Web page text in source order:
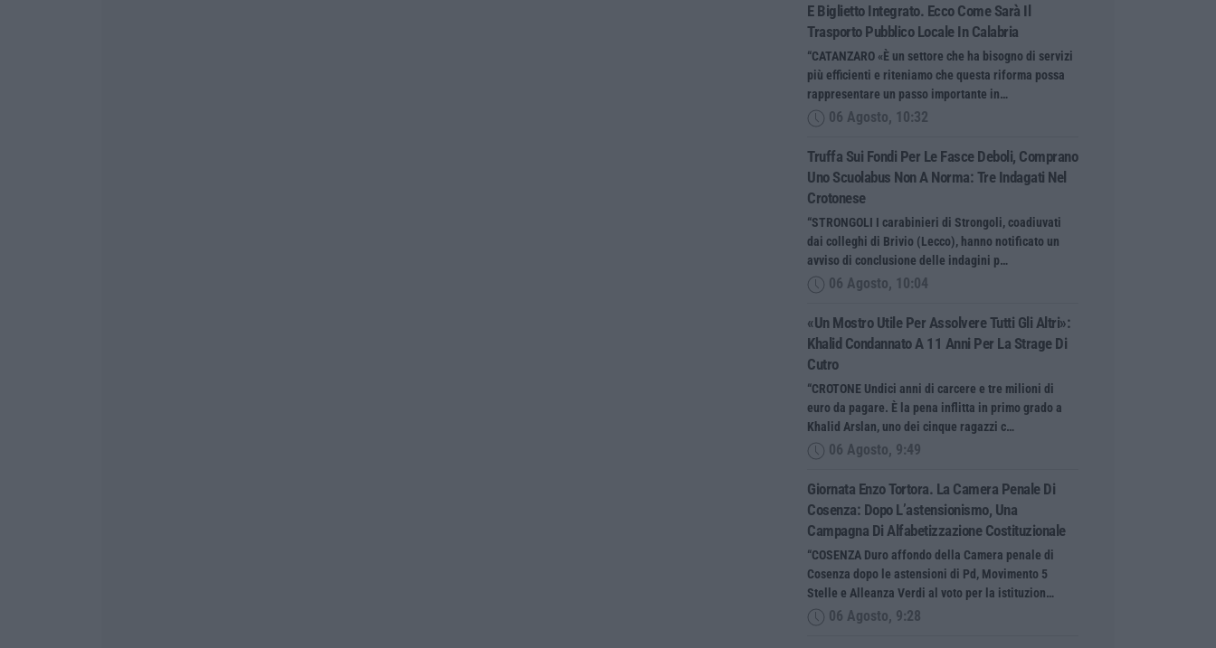
E Biglietto Integrato. Ecco Come Sarà Il
Trasporto Pubblico Locale In Calabria
“CATANZARO «È un settore che ha bisogno di servizi
più efficienti e riteniamo che questa riforma possa
rappresentare un passo importante in…
06 Agosto, 10:32
Truffa Sui Fondi Per Le Fasce Deboli, Comprano
Uno Scuolabus Non A Norma: Tre Indagati Nel
Crotonese
“STRONGOLI I carabinieri di Strongoli, coadiuvati
dai colleghi di Brivio (Lecco), hanno notificato un
avviso di conclusione delle indagini p…
06 Agosto, 10:04
«Un Mostro Utile Per Assolvere Tutti Gli Altri»:
Khalid Condannato A 11 Anni Per La Strage Di
Cutro
“CROTONE Undici anni di carcere e tre milioni di
euro da pagare. È la pena inflitta in primo grado a
Khalid Arslan, uno dei cinque ragazzi c…
06 Agosto, 9:49
Giornata Enzo Tortora. La Camera Penale Di
Cosenza: Dopo L’astensionismo, Una
Campagna Di Alfabetizzazione Costituzionale
“COSENZA Duro affondo della Camera penale di
Cosenza dopo le astensioni di Pd, Movimento 5
Stelle e Alleanza Verdi al voto per la istituzion…
06 Agosto, 9:28